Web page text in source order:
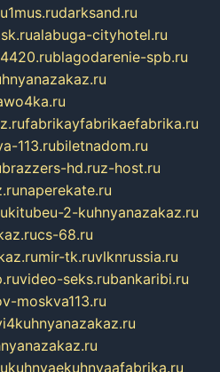
1mus.rudarksand.ru
alabuga-cityhotel.ru
blagodarenie-spb.ru
fabrikayfabrikaefabrika.ru
113.rubiletnadom.ru
brazzers-hd.ruz-host.ru
naperekate.ru
kitubeu-2-kuhnyanazakaz.ru
cs-68.ru
mir-tk.ruvlknrussia.ru
video-seks.rubankaribi.ru
moskva113.ru
kuhnyaekuhnyaafabrika.ru